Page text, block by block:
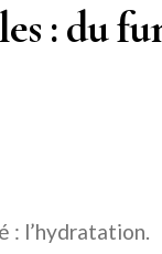
: du
: l’hydratation.